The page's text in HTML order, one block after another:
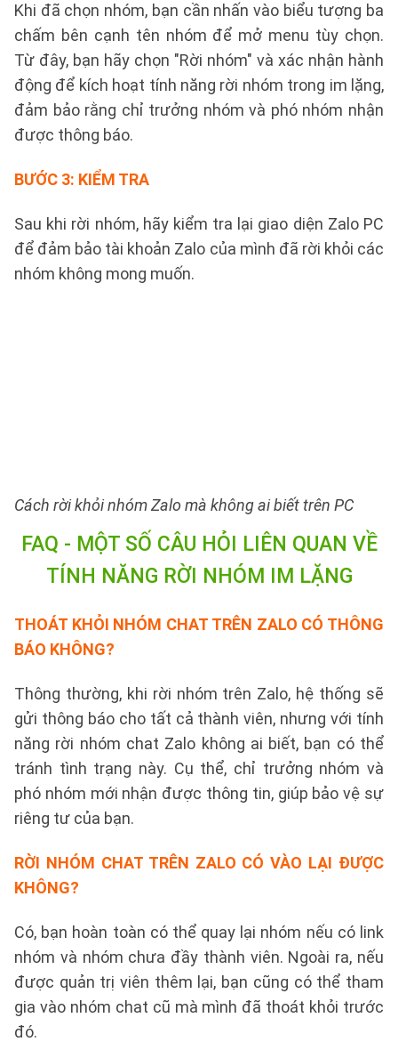
Khi đã chọn nhóm, bạn cần nhấn vào biểu tượng ba
chấm bên cạnh tên nhóm để mở menu tùy chọn.
Từ đây, bạn hãy chọn "Rời nhóm" và xác nhận hành
động để kích hoạt tính năng rời nhóm trong im lặng,
đảm bảo rằng chỉ trưởng nhóm và phó nhóm nhận
được thông báo.
BƯỚC 3: KIỂM TRA
Sau khi rời nhóm, hãy kiểm tra lại giao diện Zalo PC
để đảm bảo tài khoản Zalo của mình đã rời khỏi các
nhóm không mong muốn.
Cách rời khỏi nhóm Zalo mà không ai biết trên PC
FAQ - MỘT SỐ CÂU HỎI LIÊN QUAN VỀ
TÍNH NĂNG RỜI NHÓM IM LẶNG
THOÁT KHỎI NHÓM CHAT TRÊN ZALO CÓ THÔNG
BÁO KHÔNG?
Thông thường, khi rời nhóm trên Zalo, hệ thống sẽ
gửi thông báo cho tất cả thành viên, nhưng với tính
năng rời nhóm chat Zalo không ai biết, bạn có thể
tránh tình trạng này. Cụ thể, chỉ trưởng nhóm và
phó nhóm mới nhận được thông tin, giúp bảo vệ sự
riêng tư của bạn.
RỜI NHÓM CHAT TRÊN ZALO CÓ VÀO LẠI ĐƯỢC
KHÔNG?
Có, bạn hoàn toàn có thể quay lại nhóm nếu có link
nhóm và nhóm chưa đầy thành viên. Ngoài ra, nếu
được quản trị viên thêm lại, bạn cũng có thể tham
gia vào nhóm chat cũ mà mình đã thoát khỏi trước
đó.